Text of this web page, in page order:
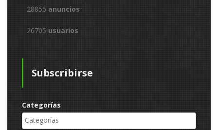
28856 anuncios
26705 usuarios
Subscribirse
Categorías